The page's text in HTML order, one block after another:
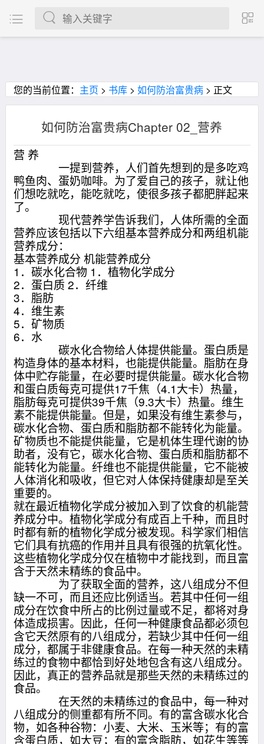
您的当前位置： 主页 > 书库 >如何防治富贵病 > 正文
如何防治富贵病Chapter 02_营养
营 养
一提到营养，人们首先想到的是多吃鸡
鸭鱼肉、蛋奶咖啡。为了爱自己的孩子，就让他
们想吃就吃，能吃就吃，使很多孩子都肥胖起来
了。
现代营养学告诉我们，人体所需的全面
营养应该包括以下六组基本营养成分和两组机能
营养成分：
基本营养成分 机能营养成分
1．碳水化合物 1．植物化学成分
2．蛋白质 2．纤维
3．脂肪
4．维生素
5．矿物质
6．水
碳水化合物给人体提供能量。蛋白质是
构造身体的基本材料，也能提供能量。脂肪在身
体中贮存能量，在必要时提供能量。碳水化合物
和蛋白质每克可提供17千焦（4.1大卡）热量，
脂肪每克可提供39千焦（9.3大卡）热量。维生
素不能提供能量。但是，如果没有维生素参与，
碳水化合物、蛋白质和脂肪都不能转化为能量。
矿物质也不能提供能量，它是机体生理代谢的协
助者，没有它，碳水化合物、蛋白质和脂肪都不
能转化为能量。纤维也不能提供能量，它不能被
人体消化和吸收，但它对人体保持健康却是至关
重要的。
就在最近植物化学成分被加入到了饮食的机能营
养成分中。植物化学成分有成百上千种，而且时
时都有新的植物化学成分被发现。科学家们相信
它们具有抗癌的作用并且具有很强的抗氧化性。
这些植物化学成分仅在植物中才能找到，而且富
含于天然未精练的食品中。
为了获取全面的营养，这八组成分不但
缺一不可，而且还应比例适当。若其中任何一组
成分在饮食中所占的比例过量或不足，都将对身
体造成损害。因此，任何一种健康食品都必须包
含它天然原有的八组成分，若缺少其中任何一组
成分，都属于非健康食品。在每一种天然的未精
练过的食物中都恰到好处地包含有这八组成分。
因此，真正的营养品就是那些天然的未精练过的
食品。
在天然的未精练过的食品中，每一种对
八组成分的侧重都有所不同。有的富含碳水化合
物，如各种谷物：小麦、大米、玉米等；有的富
含蛋白质，如大豆；有的富含脂肪，如花生等等